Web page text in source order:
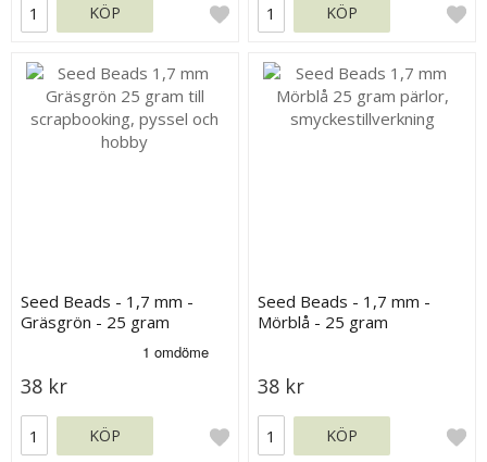
KÖP KÖP
Seed Beads - 1,7 mm -
Gräsgrön - 25 gram
38 kr
KÖP
Seed Beads - 1,7 mm -
Mörblå - 25 gram
38 kr
KÖP